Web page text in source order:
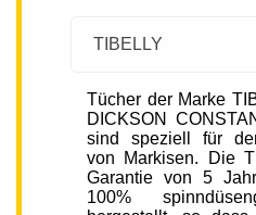
TIBELLY
Tücher der Marke
DICKSON
sind speziell für
von Markisen. Die
Garantie von 5
100%